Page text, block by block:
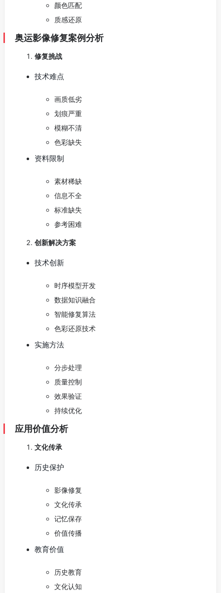
颜色匹配
质感还原
奥运影像修复案例分析
修复挑战
技术难点
画质低劣
划痕严重
模糊不清
色彩缺失
资料限制
素材稀缺
信息不全
标准缺失
参考困难
创新解决方案
技术创新
时序模型开发
数据知识融合
智能修复算法
色彩还原技术
实施方法
分步处理
质量控制
效果验证
持续优化
应用价值分析
文化传承
历史保护
影像修复
文化传承
记忆保存
价值传播
教育价值
历史教育
文化认知